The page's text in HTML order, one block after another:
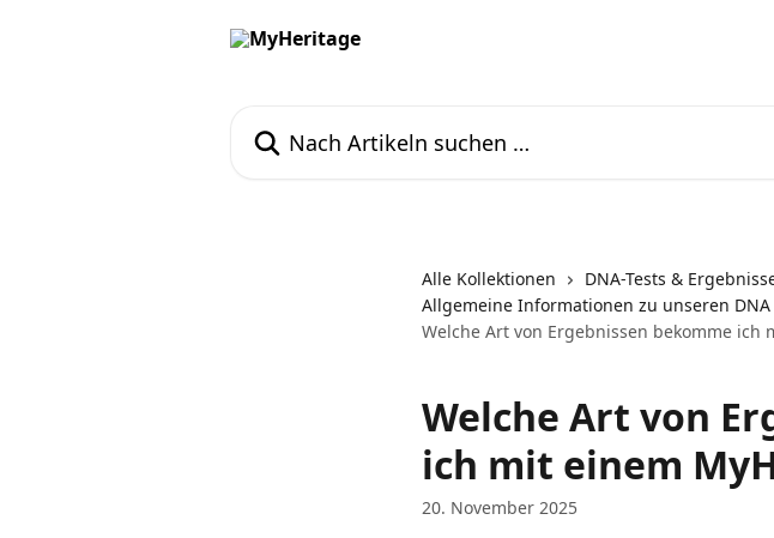
Alle Kollektionen
DNA-Tests &
Allgemeine Informationen zu unseren DNA
Welche Art von Ergebnissen bekomme ich
Welche Art von
ich mit einem
20. November 2025